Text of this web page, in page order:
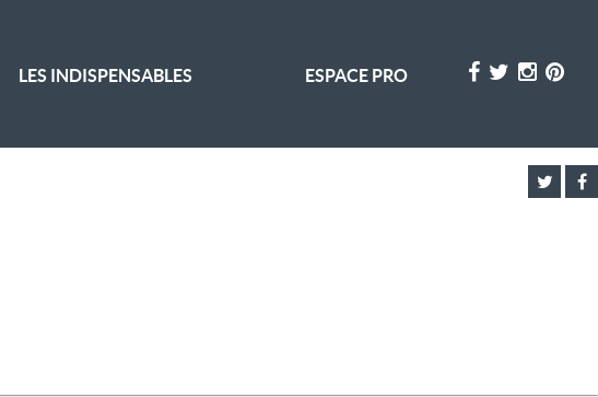
LES INDISPENSABLES ESPACE PRO